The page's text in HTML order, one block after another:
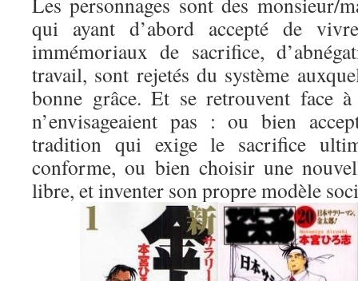
qui ayant d’abord accepté de
immémoriaux de sacrifice,
travail, sont rejetés du système
bonne grâce. Et se retrouvent face
n’envisageaient pas : ou bien
tradition qui exige le sacrifice
conforme, ou bien choisir une
libre, et inventer son propre modèle